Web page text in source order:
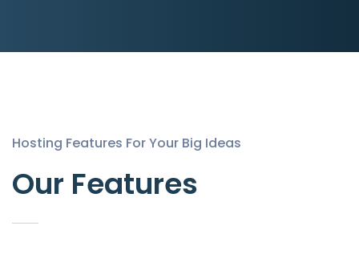
Hosting Features For Your Big Ideas
Our Features